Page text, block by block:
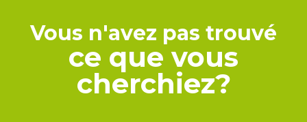
Vous n'avez pas trouvé
ce que vous
cherchiez?